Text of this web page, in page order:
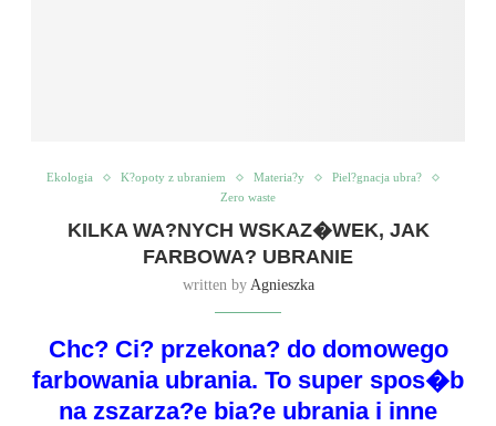
Ekologia K?opoty z ubraniem Materia?y
Piel?gnacja ubra?
Zero waste
KILKA WA?NYCH WSKAZ�WEK, JAK
FARBOWA? UBRANIE
written by Agnieszka
Chc? Ci? przekona? do domowego
farbowania ubrania. To super spos�b
na zszarza?e bia?e ubrania i inne